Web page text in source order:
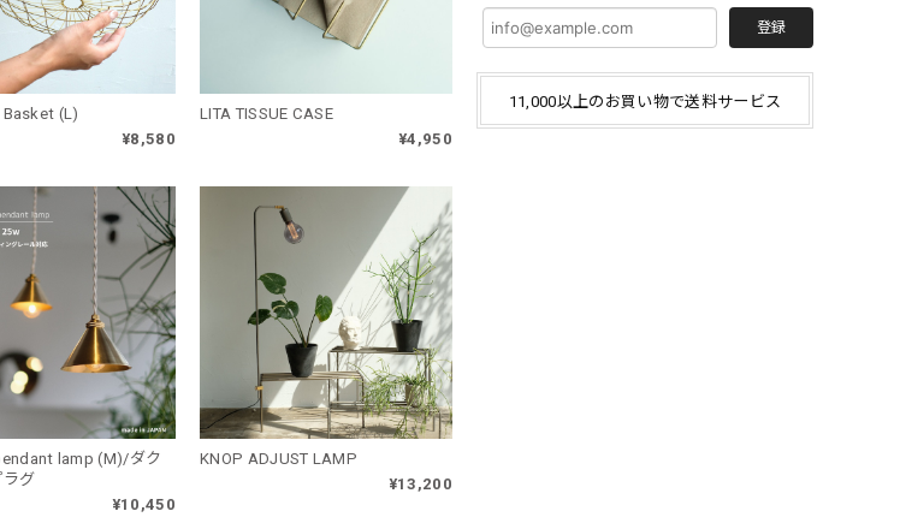
登録
11,000以上のお買い物で送料サービス
(L)
¥8,580
LITA TISSUE CASE
¥4,950
lamp (M)/ダク
ラグ
¥10,450
KNOP ADJUST LAMP
¥13,200